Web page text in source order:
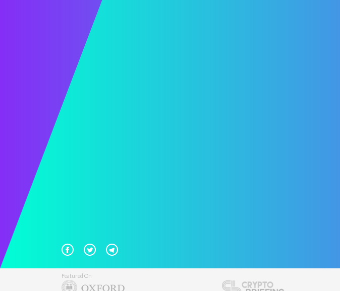
Featured On